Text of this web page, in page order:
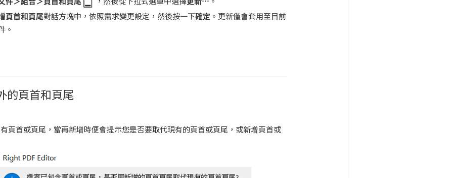
頁首和頁尾對話方塊中，依照需求變更設定，然後按一下確定 。更新僅會套用至目前
。
的頁首和頁尾
頁首或頁尾，當再新增時便會提示您是否要取代現有的頁首或頁尾，或新增頁首或